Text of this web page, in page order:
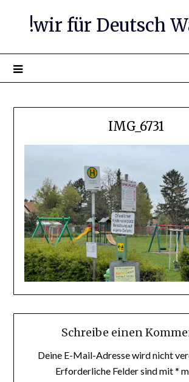
!wir für Deutsch
IMG_6731
Schreibe einen
Deine E-Mail-Adresse wird nicht
Erforderliche Felder sind mit*